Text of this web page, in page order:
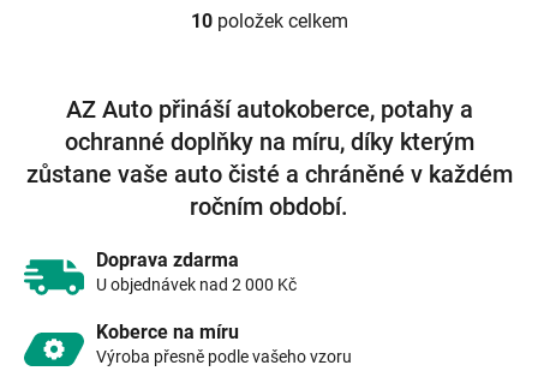
O
á
d
a
c
í
p
k
ý
10položek celkem
AZ Auto přináší autokoberce, potahy a
ochranné doplňky na míru, díky kterým
zůstane vaše auto čisté a chráněné v každém
ročním období.
Doprava zdarma
U objednávek nad 2 000 Kč
Koberce na míru
Výroba přesně podle vašeho vzoru